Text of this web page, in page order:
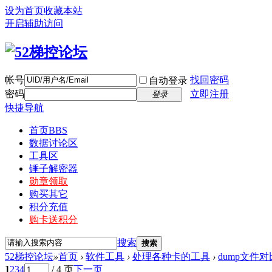
设为首页收藏本站
开启辅助访问
帐号 自动登录 找回密码
密码
登录
立即注册
快捷导航
首页BBS
数据讨论区
工具区
锤子解密器
勋章领取
购买其它
积分充值
购卡送积分
搜索 搜索
52梯控论坛»首页 › 软件工具 › 处理各种卡的工具 › dump文件对
1234 / 4 页下一页